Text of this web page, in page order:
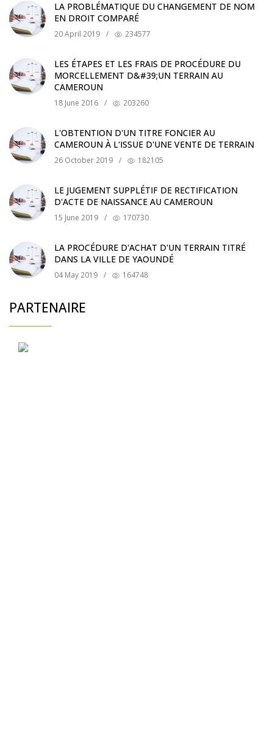
LA PROBLÉMATIQUE DU CHANGEMENT DE NOM
EN DROIT COMPARÉ
20 April 2019 / 234577
LES ÉTAPES ET LES FRAIS DE PROCÉDURE DU
MORCELLEMENT D&#39;UN TERRAIN AU
CAMEROUN
18 June 2016 / 203260
L'OBTENTION D'UN TITRE FONCIER AU
CAMEROUN À L'ISSUE D'UNE VENTE DE TERRAIN
26 October 2019 / 182105
LE JUGEMENT SUPPLÉTIF DE RECTIFICATION
D'ACTE DE NAISSANCE AU CAMEROUN
15 June 2019 / 170730
LA PROCÉDURE D'ACHAT D'UN TERRAIN TITRÉ
DANS LA VILLE DE YAOUNDÉ
04 May 2019 / 164748
PARTENAIRE